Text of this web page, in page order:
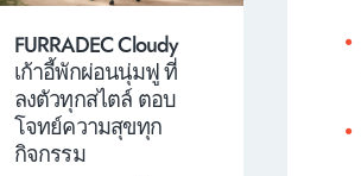
FURRADEC Cloudy
เก้าอี้พักผ่อนนุ่มฟู ที่
ลงตัวทุกสไตล์ ตอบ
โจทย์ความสุขทุก
กิจกรรม